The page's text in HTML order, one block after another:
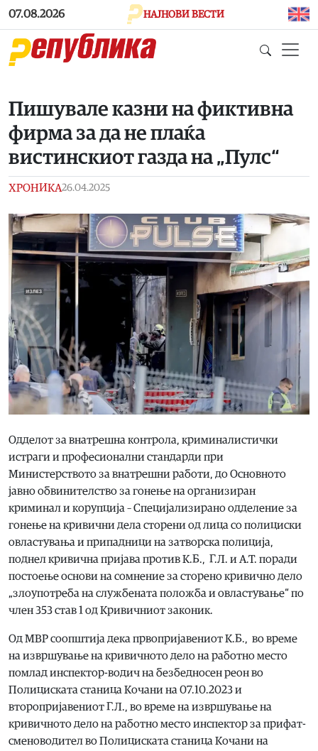
Skip to main content
07.08.2026 НАЈНОВИ ВЕСТИ
Пишувале казни на фиктивна
фирма за да не плаќа
вистинскиот газда на „Пулс“
ХРОНИКА26.04.2025
Одделот за внатрешна контрола, криминалистички
истраги и професионални стандарди при
Министерството за внатрешни работи, до Основното
јавно обвинителство за гонење на организиран
криминал и корупција – Специјализирано одделение за
гонење на кривични дела сторени од лица со полициски
овластувања и припадници на затворска полиција,
поднел кривична пријава против К.Б., Г.Л. и А.Т. поради
постоење основи на сомнение за сторено кривично дело
„злоупотреба на службената положба и овластување“ по
член 353 став 1 од Кривичниот законик.
Од МВР соопштија дека првопријавениот К.Б., во време
на извршување на кривичното дело на работно место
помлад инспектор-водич на безбедносен реон во
Полициската станица Кочани на 07.10.2023 и
второпријавениот Г.Л., во време на извршување на
кривичното дело на работно место инспектор за прифат-
сменоводител во Полициската станица Кочани на